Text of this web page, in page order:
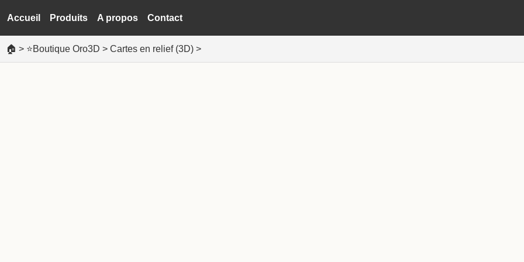
Accueil Produits A propos Contact
🏠 > ⭐Boutique Oro3D > Cartes en relief (3D) >